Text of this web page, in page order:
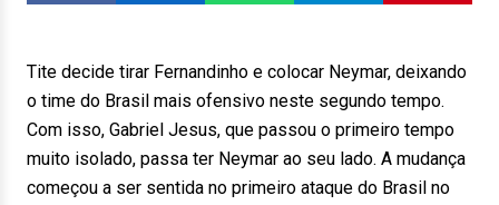
Tite decide tirar Fernandinho e colocar Neymar, deixando
o time do Brasil mais ofensivo neste segundo tempo.
Com isso, Gabriel Jesus, que passou o primeiro tempo
muito isolado, passa ter Neymar ao seu lado. A mudança
começou a ser sentida no primeiro ataque do Brasil no